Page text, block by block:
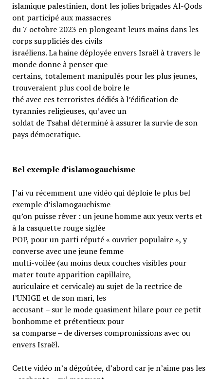
islamique palestinien, dont les jolies brigades Al-Qods
ont participé aux massacres
du 7 octobre 2023 en plongeant leurs mains dans les
corps suppliciés des civils
israéliens. La haine déployée envers Israël à travers le
monde donne à penser que
certains, totalement manipulés pour les plus jeunes,
trouveraient plus cool de boire le
thé avec ces terroristes dédiés à l’édification de
tyrannies religieuses, qu’avec un
soldat de Tsahal déterminé à assurer la survie de son
pays démocratique.
Bel exemple d’islamogauchisme
J’ai vu récemment une vidéo qui déploie le plus bel
exemple d’islamogauchisme
qu’on puisse rêver : un jeune homme aux yeux verts et
à la casquette rouge siglée
POP, pour un parti réputé « ouvrier populaire », y
converse avec une jeune femme
multi-voilée (au moins deux couches visibles pour
mater toute apparition capillaire,
auriculaire et cervicale) au sujet de la rectrice de
l’UNIGE et de son mari, les
accusant – sur le mode quasiment hilare pour ce petit
bonhomme et prétentieux pour
sa comparse – de diverses compromissions avec ou
envers Israël.
Cette vidéo m’a dégoûtée, d’abord car je n’aime pas les